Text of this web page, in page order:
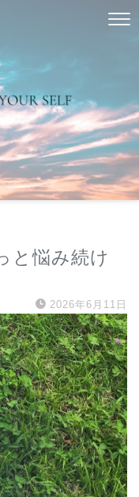
と悩み続け
2026年6月11日